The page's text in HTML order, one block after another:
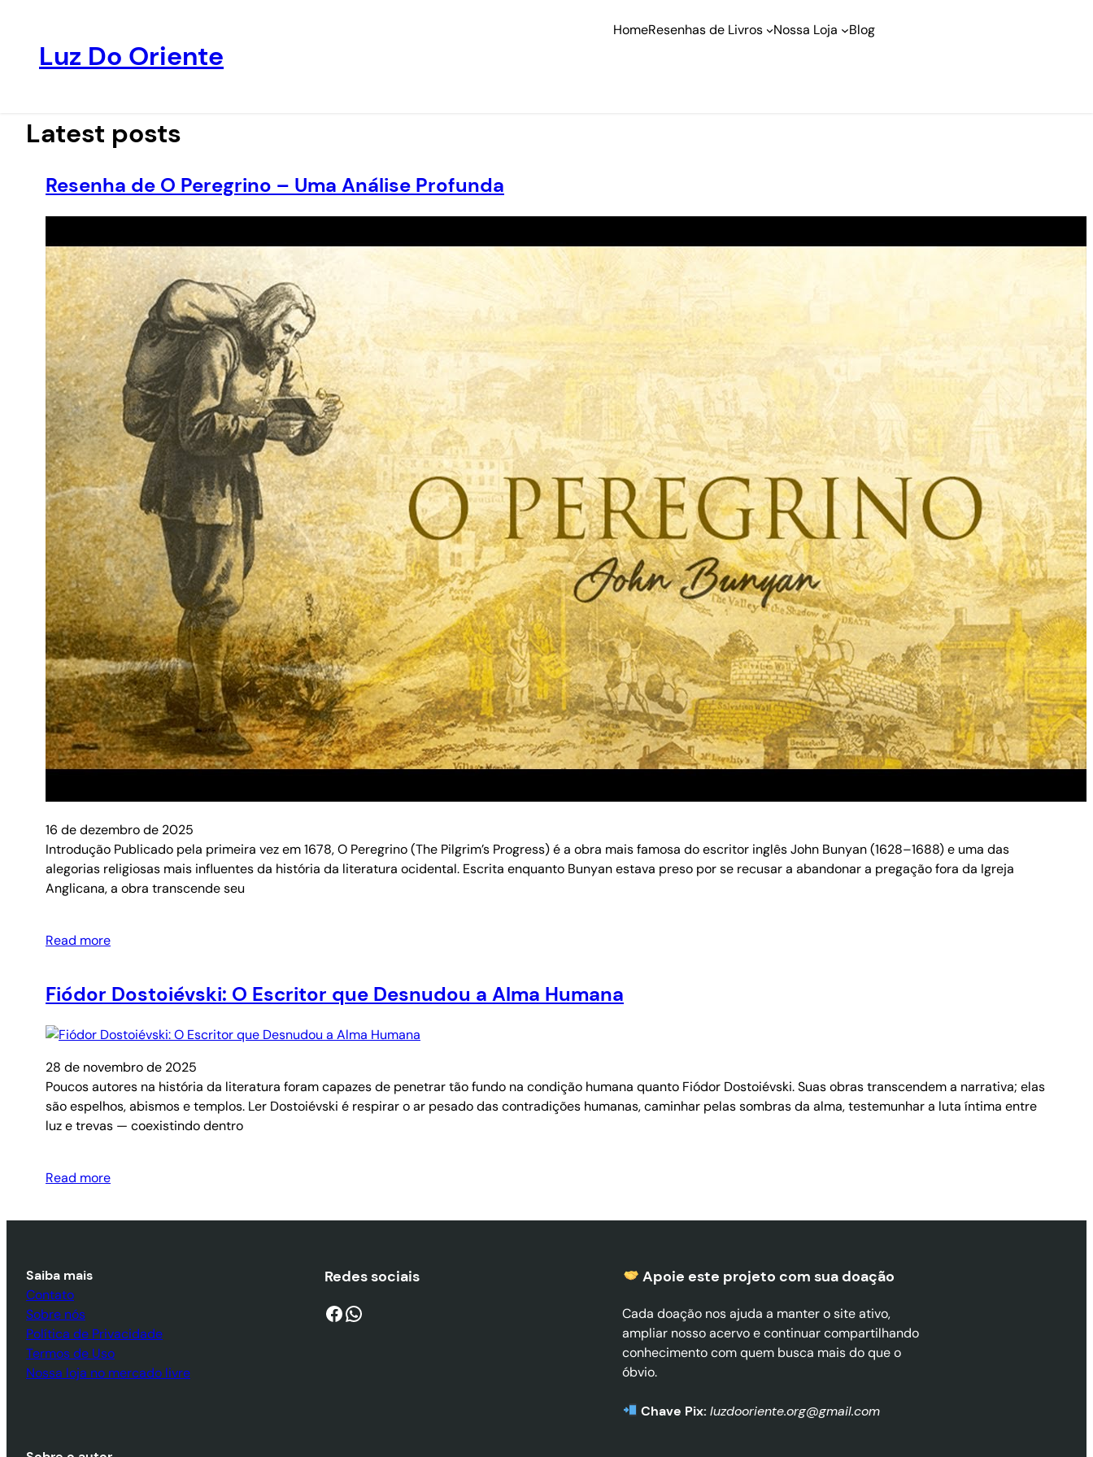
conteúdo
Luz Do Oriente
HomeResenhas de Livros Nossa Loja Blog
Latest posts
Resenha de O Peregrino – Uma Análise Profunda
16 de dezembro de 2025
Introdução Publicado pela primeira vez em 1678, O Peregrino (The Pilgrim’s Progress) é a obra mais famosa do escritor inglês John Bunyan (1628–1688) e uma das
alegorias religiosas mais influentes da história da literatura ocidental. Escrita enquanto Bunyan estava preso por se recusar a abandonar a pregação fora da Igreja
Anglicana, a obra transcende seu
Read more
Fiódor Dostoiévski: O Escritor que Desnudou a Alma Humana
28 de novembro de 2025
Poucos autores na história da literatura foram capazes de penetrar tão fundo na condição humana quanto Fiódor Dostoiévski. Suas obras transcendem a narrativa; elas
são espelhos, abismos e templos. Ler Dostoiévski é respirar o ar pesado das contradições humanas, caminhar pelas sombras da alma, testemunhar a luta íntima entre
luz e trevas — coexistindo dentro
Read more
Saiba mais
Contato
Sobre nós
Política de Privacidade
Termos de Uso
Nossa loja no mercado livre
Redes sociais
Facebook WhatsApp
Apoie este projeto com sua doação
Cada doação nos ajuda a manter o site ativo,
ampliar nosso acervo e continuar compartilhando
conhecimento com quem busca mais do que o
óbvio.
Chave Pix: luzdooriente.org@gmail.com